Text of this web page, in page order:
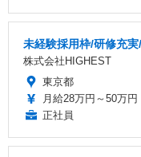
未経験採用枠/研修充
株式会社HIGHEST
東京都
月給28万円～50万円
正社員